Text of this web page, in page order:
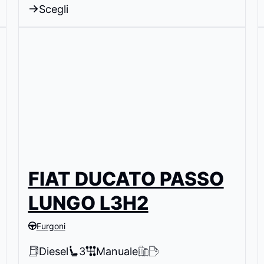
Scegli
FIAT DUCATO PASSO
LUNGO L3H2
Furgoni
Diesel 3 Manuale